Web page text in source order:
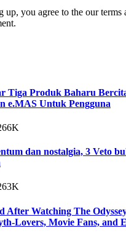
up, you agree to the our terms
Tiga Produk Baharu
e.MAS Untuk Pengguna
6K
dan nostalgia, 3 Veto
3K
After Watching The
Lovers, Movie Fans, and